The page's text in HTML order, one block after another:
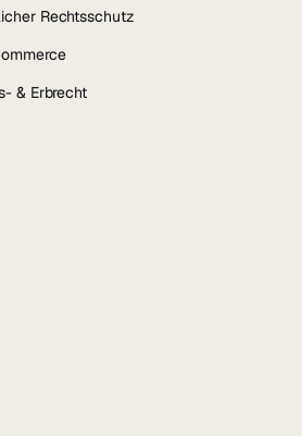
Rechtsschutz
& Erbrecht